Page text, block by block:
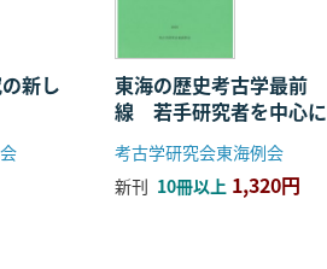
新し
東海の歴史考古学最前
線 若手研究者を中心に
考古学研究会東海例会
新刊 10冊以上 1,320円